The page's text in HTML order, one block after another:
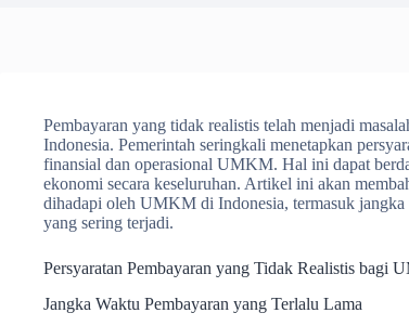
Pembayaran yang tidak realistis telah menjadi
Indonesia. Pemerintah seringkali menetapkan
finansial dan operasional UMKM. Hal ini dapat
ekonomi secara keseluruhan. Artikel ini akan
dihadapi oleh UMKM di Indonesia, termasuk jangka
yang sering terjadi.
Persyaratan Pembayaran yang Tidak Realistis bagi
Jangka Waktu Pembayaran yang Terlalu Lama